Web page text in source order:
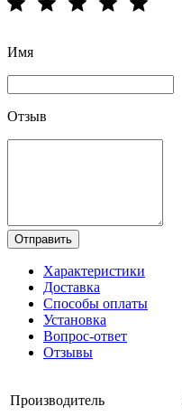
Имя
Отзыв
Отправить
Характеристики
Доставка
Способы оплаты
Установка
Вопрос-ответ
Отзывы
Производитель